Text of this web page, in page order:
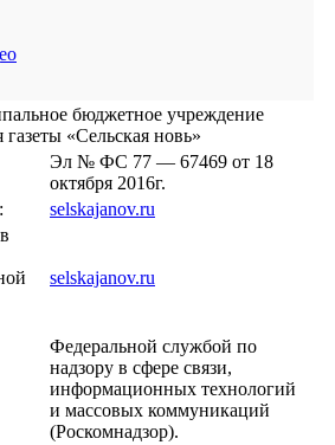
бюджетное учреждение
«Сельская новь»
Эл № ФС 77 — 67469 от 18
октября 2016г.
selskajanov.ru
selskajanov.ru
Федеральной службой по
надзору в сфере связи,
информационных технологий
и массовых коммуникаций
(Роскомнадзор).